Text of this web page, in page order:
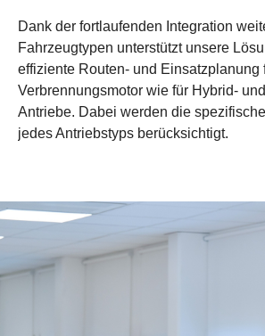
Dank der fortlaufenden Integration
Fahrzeugtypen unterstützt unsere
effiziente Routen- und Einsatzplanung
Verbrennungsmotor wie für Hybrid-
Antriebe. Dabei werden die
jedes Antriebstyps berücksichtigt.